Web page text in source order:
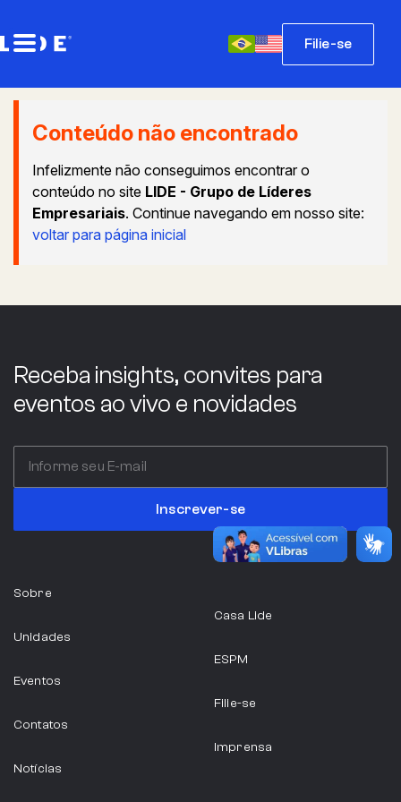
Filie-se
Conteúdo não encontrado
Infelizmente não conseguimos encontrar o
conteúdo no site LIDE - Grupo de Líderes
Empresariais. Continue navegando em nosso site:
voltar para página inicial
Receba insights, convites para
eventos ao vivo e novidades
Inscrever-se
Sobre
Unidades
Eventos
Contatos
Notícias
Casa Lide
ESPM
Filie-se
Imprensa